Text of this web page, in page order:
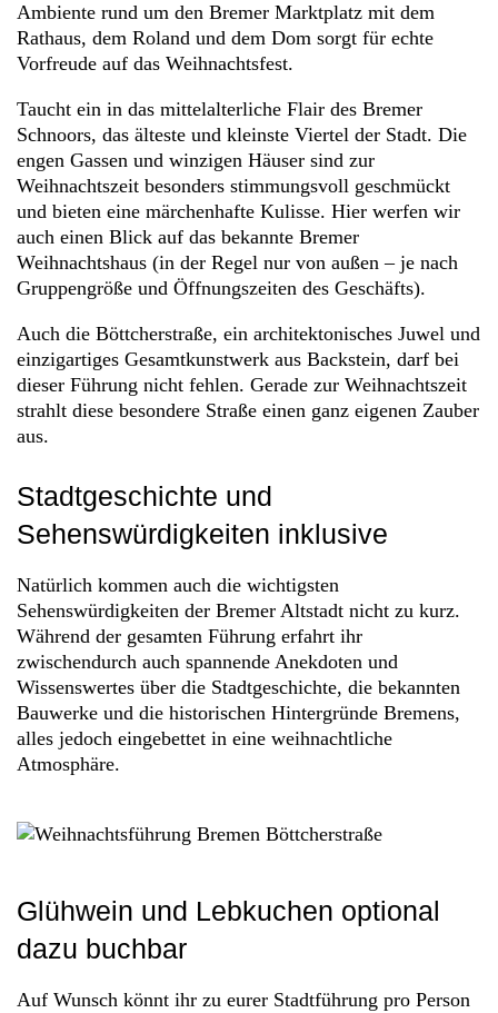
Ambiente rund um den Bremer Marktplatz mit dem
Rathaus, dem Roland und dem Dom sorgt für echte
Vorfreude auf das Weihnachtsfest.
Taucht ein in das mittelalterliche Flair des Bremer
Schnoors, das älteste und kleinste Viertel der Stadt. Die
engen Gassen und winzigen Häuser sind zur
Weihnachtszeit besonders stimmungsvoll geschmückt
und bieten eine märchenhafte Kulisse. Hier werfen wir
auch einen Blick auf das bekannte Bremer
Weihnachtshaus (in der Regel nur von außen – je nach
Gruppengröße und Öffnungszeiten des Geschäfts).
Auch die Böttcherstraße, ein architektonisches Juwel und
einzigartiges Gesamtkunstwerk aus Backstein, darf bei
dieser Führung nicht fehlen. Gerade zur Weihnachtszeit
strahlt diese besondere Straße einen ganz eigenen Zauber
aus.
Stadtgeschichte und
Sehenswürdigkeiten inklusive
Natürlich kommen auch die wichtigsten
Sehenswürdigkeiten der Bremer Altstadt nicht zu kurz.
Während der gesamten Führung erfahrt ihr
zwischendurch auch spannende Anekdoten und
Wissenswertes über die Stadtgeschichte, die bekannten
Bauwerke und die historischen Hintergründe Bremens,
alles jedoch eingebettet in eine weihnachtliche
Atmosphäre.
Glühwein und Lebkuchen optional
dazu buchbar
Auf Wunsch könnt ihr zu eurer Stadtführung pro Person